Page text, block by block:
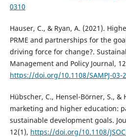
0310
Hauser, C., & Ryan, A. (2021).
PRME and partnerships for the
driving force for change?.
Management and Policy Journal,
https://doi.org/10.1108/SAMPJ-03-
Hübscher, C., Hensel-Börner, S., &
marketing and higher education:
sustainable development goals.
12(1), https://doi.org/10.1108/